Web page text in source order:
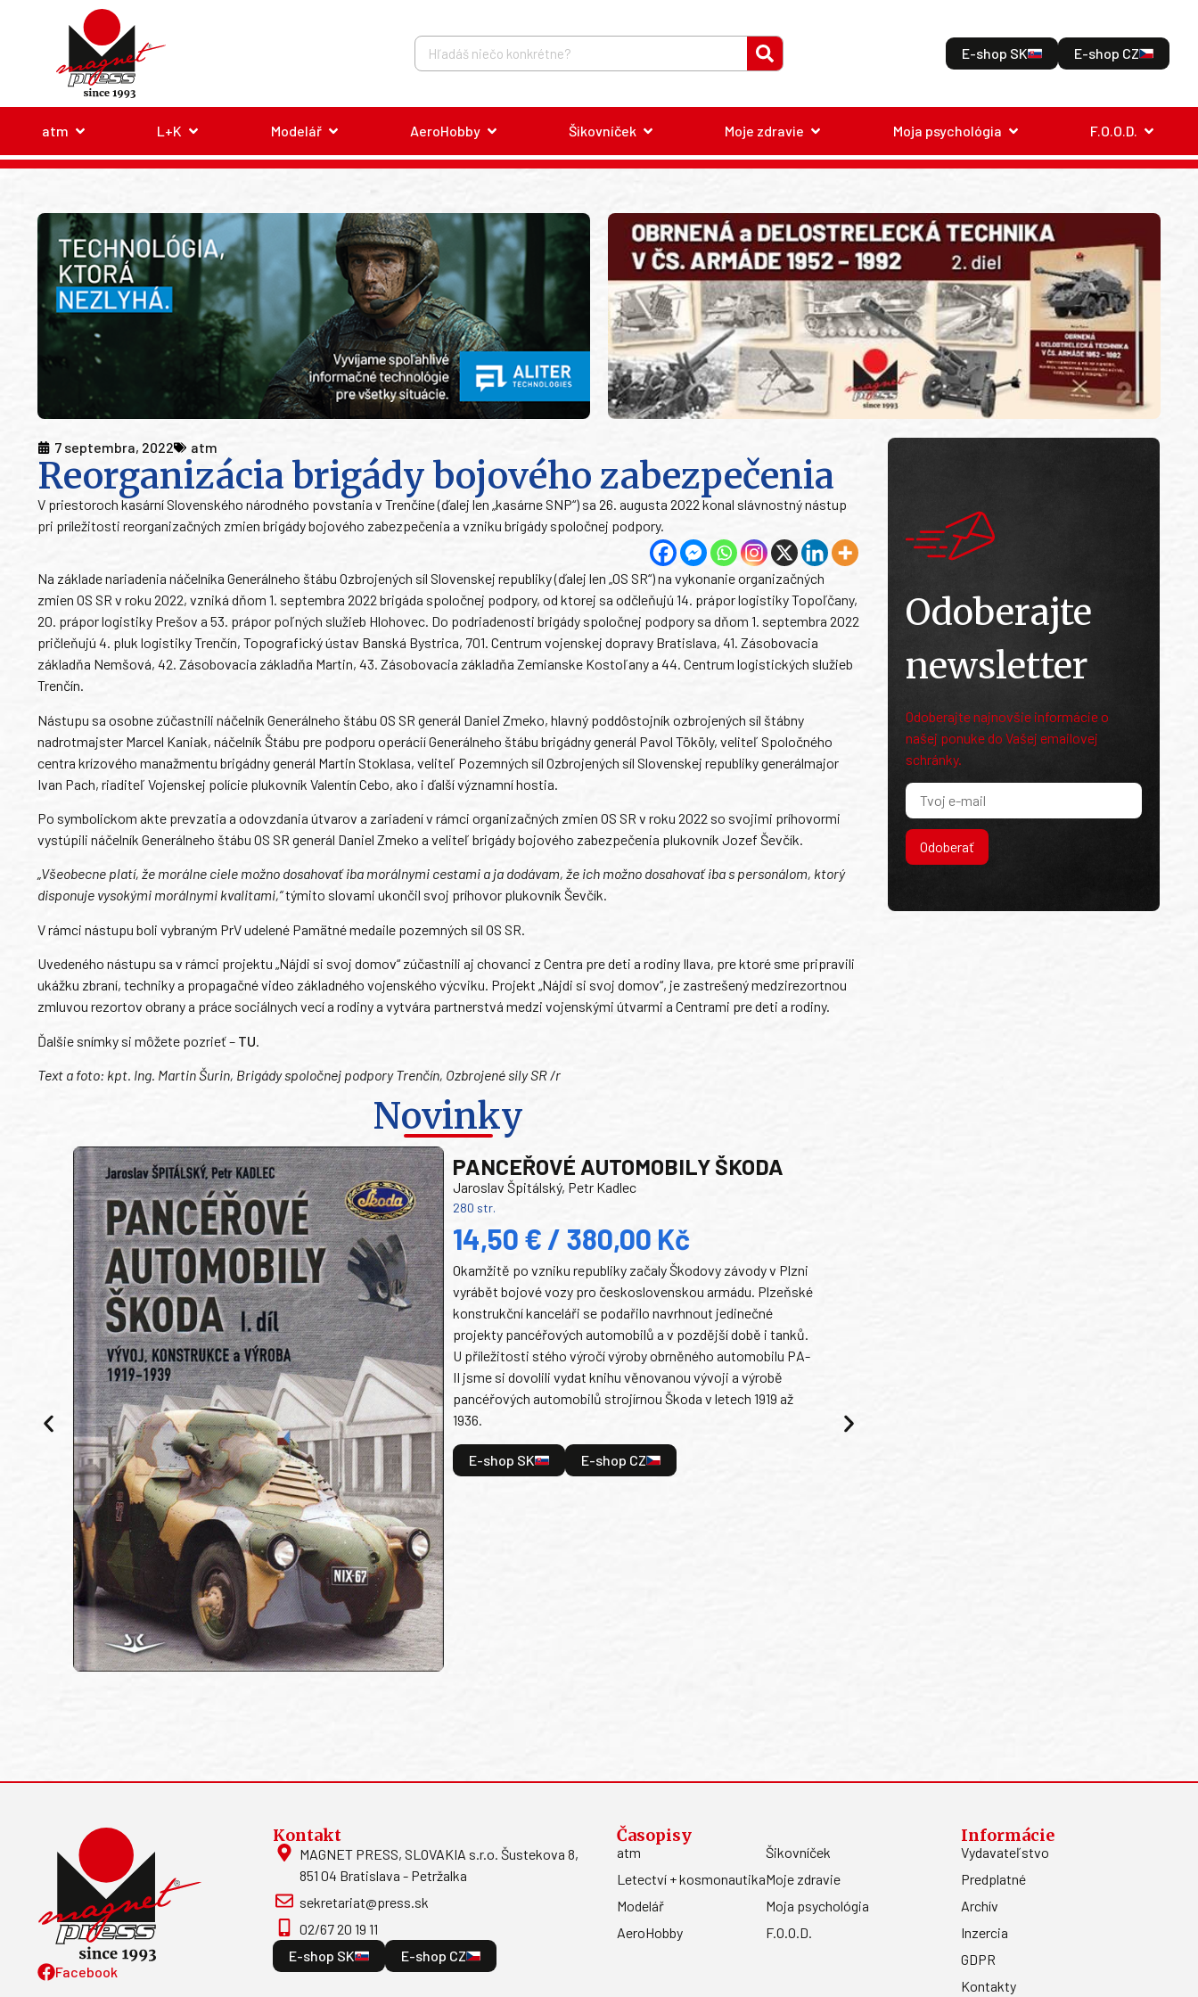
E-shop SK E-shop CZ
atm L+K Modelář AeroHobby Šikovníček Moje zdravie Moja psychológia F.O.O.D.
7 septembra, 2022 atm
Reorganizácia brigády bojového zabezpečenia
V priestoroch kasární Slovenského národného povstania v Trenčíne (ďalej len „kasárne SNP“) sa 26. augusta 2022 konal slávnostný nástup
pri príležitosti reorganizačných zmien brigády bojového zabezpečenia a vzniku brigády spoločnej podpory.
Na základe nariadenia náčelníka Generálneho štábu Ozbrojených síl Slovenskej republiky (ďalej len „OS SR“) na vykonanie organizačných
zmien OS SR v roku 2022, vzniká dňom 1. septembra 2022 brigáda spoločnej podpory, od ktorej sa odčleňujú 14. prápor logistiky Topoľčany,
20. prápor logistiky Prešov a 53. prápor poľných služieb Hlohovec. Do podriadenosti brigády spoločnej podpory sa dňom 1. septembra 2022
pričleňujú 4. pluk logistiky Trenčín, Topografický ústav Banská Bystrica, 701. Centrum vojenskej dopravy Bratislava, 41. Zásobovacia
základňa Nemšová, 42. Zásobovacia základňa Martin, 43. Zásobovacia základňa Zemianske Kostoľany a 44. Centrum logistických služieb
Trenčín.
Nástupu sa osobne zúčastnili náčelník Generálneho štábu OS SR generál Daniel Zmeko, hlavný poddôstojník ozbrojených síl štábny
nadrotmajster Marcel Kaniak, náčelník Štábu pre podporu operácií Generálneho štábu brigádny generál Pavol Tököly, veliteľ Spoločného
centra krízového manažmentu brigádny generál Martin Stoklasa, veliteľ Pozemných síl Ozbrojených síl Slovenskej republiky generálmajor
Ivan Pach, riaditeľ Vojenskej polície plukovník Valentín Cebo, ako i ďalší významní hostia.
Po symbolickom akte prevzatia a odovzdania útvarov a zariadení v rámci organizačných zmien OS SR v roku 2022 so svojimi príhovormi
vystúpili náčelník Generálneho štábu OS SR generál Daniel Zmeko a veliteľ brigády bojového zabezpečenia plukovník Jozef Ševčík.
„Všeobecne platí, že morálne ciele možno dosahovať iba morálnymi cestami a ja dodávam, že ich možno dosahovať iba s personálom, ktorý
disponuje vysokými morálnymi kvalitami,“týmito slovami ukončil svoj príhovor plukovník Ševčík.
V rámci nástupu boli vybraným PrV udelené Pamätné medaile pozemných síl OS SR.
Uvedeného nástupu sa v rámci projektu „Nájdi si svoj domov“ zúčastnili aj chovanci z Centra pre deti a rodiny Ilava, pre ktoré sme pripravili
ukážku zbraní, techniky a propagačné video základného vojenského výcviku. Projekt „Nájdi si svoj domov“, je zastrešený medzirezortnou
zmluvou rezortov obrany a práce sociálnych vecí a rodiny a vytvára partnerstvá medzi vojenskými útvarmi a Centrami pre deti a rodiny.
Ďalšie snímky si môžete pozrieť – TU
Text a foto: kpt. Ing. Martin Šurin, Brigády spoločnej podpory Trenčín, Ozbrojené sily SR /r
Novinky
PANCEŘOVÉ AUTOMOBILY ŠKODA
Jaroslav Špitálský, Petr Kadlec
280 str.
14,50 € / 380,00 Kč
Okamžitě po vzniku republiky začaly Škodovy závody v Plzni
vyrábět bojové vozy pro československou armádu. Plzeňské
konstrukční kanceláři se podařilo navrhnout jedinečné
projekty pancéřových automobilů a v pozdější době i tanků.
U příležitosti stého výročí výroby obrněného automobilu PA-
II jsme si dovolili vydat knihu věnovanou vývoji a výrobě
pancéřových automobilů strojírnou Škoda v letech 1919 až
1936.
E-shop SK E-shop CZ
Odoberajte
newsletter
Odoberajte najnovšie informácie o
našej ponuke do Vašej emailovej
schránky.
Odoberať
Facebook
Kontakt
MAGNET PRESS, SLOVAKIA s.r.o. Šustekova 8,
851 04 Bratislava - Petržalka
sekretariat@press.sk
02/67 20 19 11
E-shop SK
E-shop CZ
Časopisy
atm
Letectví + kosmonautika
Modelář
AeroHobby
Šikovníček
Moje zdravie
Moja psychológia
F.O.O.D.
Informácie
Vydavateľstvo
Predplatné
Archív
Inzercia
GDPR
Kontakty